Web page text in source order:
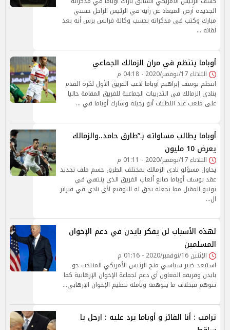
الجديدة أرض الميعاد عن رأيه في الرئيس الراحل حسني
مبارك وكتب في مذكراته بحسب وكالة فرانس برس أنه بعد
لقائه …
أوباما ينتظم في مران الزمالك الجماعي
الثلاثاء 17/نوفمبر/2020 - 04:18 م
انتظم يوسف إبراهيم أوباما لاعب الفريق الأول لكرة القدم
بنادي الزمالك في التدريبات الجماعية للفريق المقامة حاليا
على ملعب عبد اللطيف أبو رجيلة وشارك أوباما في …
أوباما يطالب مساواته بـ”طارق حامد..والزمالك
يعرض 10 مليون
الثلاثاء 17/نوفمبر/2020 - 01:11 م
يحاول مسؤلو نادي الزمالك بمختلف الطرق حسم ملف تجديد
عقد يوسف أوباما صانع ألعاب الفريق الذي ينتهي في
يونيو المقبل مما يجعله يحق له التوقيع ﻷي نادي في فبراير
ال…
لهذه الأسباب لن يفكر بايدن في دعم الإخوان
المسلمين
الإثنين 16/نوفمبر/2020 - 01:16 م
استبعد خبير سياسي منح الرئيس الأمريكي المنتخب جو
بايدن وفريقه المعاون أي دعم لجماعة الإخوان الإرهابية كما
تتوهم فبخلاف ما يتوهمه ويأمله تنظيم الإخوان الإرهابي…
ترامب : أنا الفائز و أوباما يرد عليه : ارحل يا